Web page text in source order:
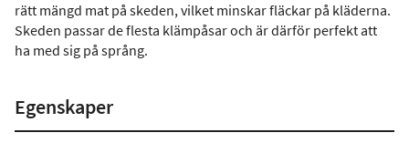
rätt mängd mat på skeden, vilket minskar fläckar på kläderna.
Skeden passar de flesta klämpåsar och är därför perfekt att
ha med sig på språng.
Egenskaper